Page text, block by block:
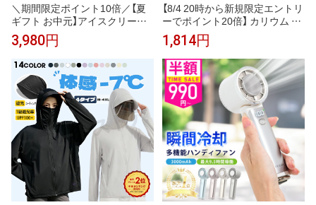
＼期間限定ポイント10倍／【夏
ギフト お中元】アイスクリーム
ジェラート 甘栗専門店の甘栗ジ
ェラート入 創業99年の青果市場
直営素材使用 贅沢素材ジェラー
ト ランキング1位 アイス つぶ
あまぐり ミルク いちご 抹茶 チ
ョコ クッキークリーム 6種6入
アイスギフト 即日配送
3,980円
【8/4 20時から新規限定エントリ
ーでポイント20倍】 カリウム サ
プリ muku:trim ムクトリム ワダ
カルシウム製薬 3種のカリウム
塩化カリウム クエン酸三カリウ
ム グルコン酸カリウム ベースサ
プリ 栄養機能食品 ナイアシン
ビタミンB3
1,814円